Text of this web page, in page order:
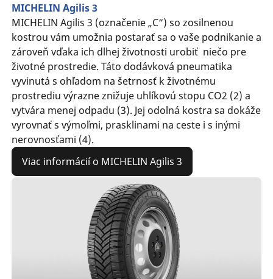
MICHELIN Agilis 3
MICHELIN Agilis 3 (označenie „C“) so zosilnenou
kostrou vám umožnia postarať sa o vaše podnikanie a
zároveň vďaka ich dlhej životnosti urobiť niečo pre
životné prostredie. Táto dodávková pneumatika
vyvinutá s ohľadom na šetrnosť k životnému
prostrediu výrazne znižuje uhlíkovú stopu CO2 (2) a
vytvára menej odpadu (3). Jej odolná kostra sa dokáže
vyrovnať s výmoľmi, prasklinami na ceste i s inými
nerovnosťami (4).
Viac informácií o MICHELIN Agilis 3